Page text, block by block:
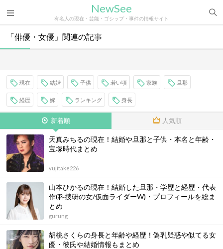
NewSee
有名人の現在・芸能・ゴシップ・事件の情報サイト
「俳優・女優」関連の記事
現在 結婚 子供 若い頃 家族 旦那
経歴 嫁 ランキング 身長
新着順 人気順
天真みちるの現在！結婚や旦那と子供・本名と年齢・
宝塚時代まとめ
yujitake226
山本ひかるの現在！結婚した旦那・学歴と経歴・代表
作(科捜研の女/仮面ライダーW)・プロフィールを総ま
とめ
gurung
胡桃さくらの身長と年齢や経歴！偽乳疑惑や似てる女
優・彼氏や結婚情報もまとめ